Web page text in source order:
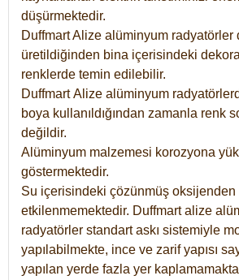
düşürmektedir.
Duffmart Alize alüminyum
üretildiğinden bina içerisindeki
renklerde temin edilebilir.
DuffmartAlize alüminyum
boya kullanıldığından zamanla renk
değildir.
Alüminyum malzemesi korozyona
göstermektedir.
Su içerisindeki çözünmüş oksijenden
etkilenmemektedir. Duffmart alize
radyatörler standart askı sistemiyle
yapılabilmekte, ince ve zarif yapısı
yapılan yerde fazla yer